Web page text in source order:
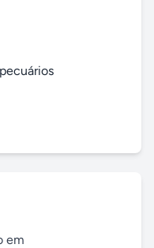
em